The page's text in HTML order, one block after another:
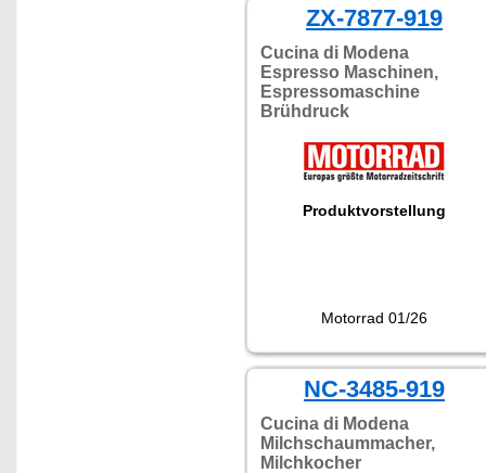
ZX-7877-919
Cucina di Modena
Espresso Maschinen,
Espressomaschine
Brühdruck
Produktvorstellung
Motorrad 01/26
NC-3485-919
Cucina di Modena
Milchschaummacher,
Milchkocher